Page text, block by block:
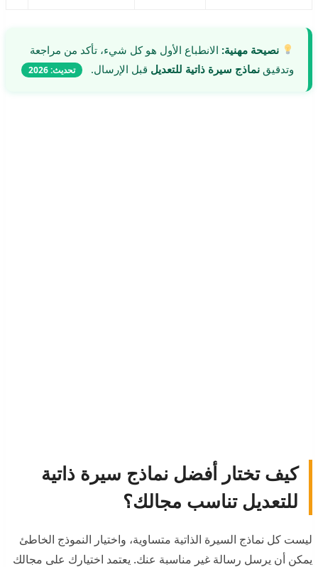
نصيحة مهنية: الانطباع الأول هو كل شيء، تأكد من مراجعة
وتدقيق نماذج سيرة ذاتية للتعديل قبل الإرسال. تحديث: 2026
كيف تختار أفضل نماذج سيرة ذاتية
للتعديل تناسب مجالك؟
ليست كل نماذج السيرة الذاتية متساوية، واختيار النموذج الخاطئ
يمكن أن يرسل رسالة غير مناسبة عنك. يعتمد اختيارك على مجالك